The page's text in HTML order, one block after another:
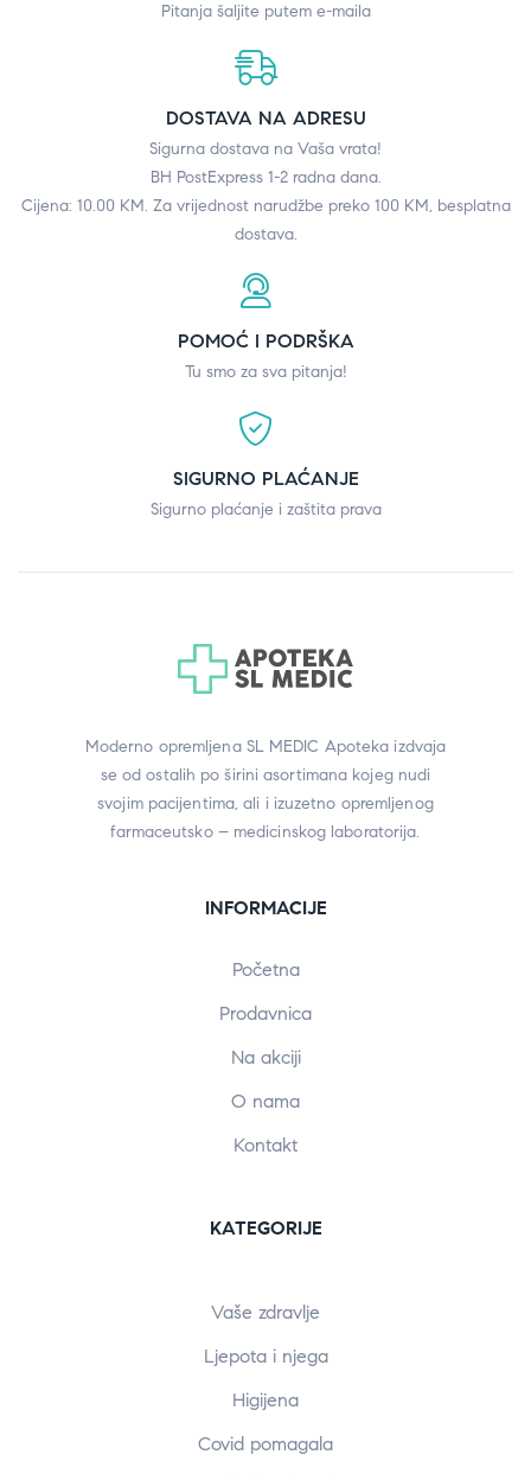
Pitanja šaljite putem e-maila
DOSTAVA NA ADRESU
Sigurna dostava na Vaša vrata!
BH PostExpress 1-2 radna dana.
Cijena: 10.00 KM. Za vrijednost narudžbe preko 100 KM, besplatna
dostava.
POMOĆ I PODRŠKA
Tu smo za sva pitanja!
SIGURNO PLAĆANJE
Sigurno plaćanje i zaštita prava
Moderno opremljena SL MEDIC Apoteka izdvaja
se od ostalih po širini asortimana kojeg nudi
svojim pacijentima, ali i izuzetno opremljenog
farmaceutsko – medicinskog laboratorija.
INFORMACIJE
Početna
Prodavnica
Na akciji
O nama
Kontakt
KATEGORIJE
Vaše zdravlje
Ljepota i njega
Higijena
Covid pomagala